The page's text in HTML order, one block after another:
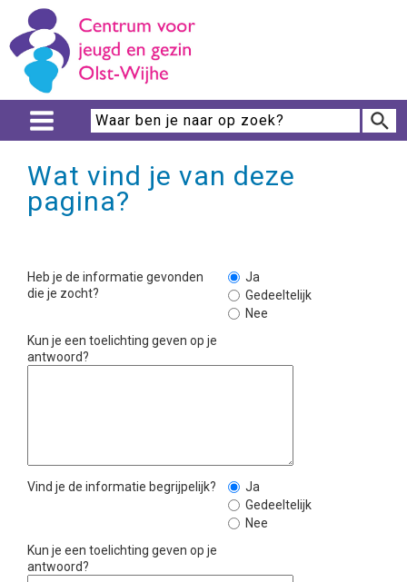
Wat vind je van deze
pagina?
Heb je de informatie gevonden
die je zocht?
Ja
Gedeeltelijk
Nee
Kun je een toelichting geven op je
antwoord?
Vind je de informatie begrijpelijk?
Ja
Gedeeltelijk
Nee
Kun je een toelichting geven op je
antwoord?